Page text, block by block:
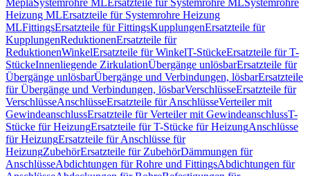
MeplaSystemrohre MLErsatzteile für Systemrohre MLSystemrohre
Heizung MLErsatzteile für Systemrohre Heizung
MLFittingsErsatzteile für FittingsKupplungenErsatzteile für
KupplungenReduktionenErsatzteile für
ReduktionenWinkelErsatzteile für WinkelT-StückeErsatzteile für T-
StückeInnenliegende ZirkulationÜbergänge unlösbarErsatzteile für
Übergänge unlösbarÜbergänge und Verbindungen, lösbarErsatzteile
für Übergänge und Verbindungen, lösbarVerschlüsseErsatzteile für
VerschlüsseAnschlüsseErsatzteile für AnschlüsseVerteiler mit
GewindeanschlussErsatzteile für Verteiler mit GewindeanschlussT-
Stücke für HeizungErsatzteile für T-Stücke für HeizungAnschlüsse
für HeizungErsatzteile für Anschlüsse für
HeizungZubehörErsatzteile für ZubehörDämmungen für
AnschlüsseAbdichtungen für Rohre und FittingsAbdichtungen für